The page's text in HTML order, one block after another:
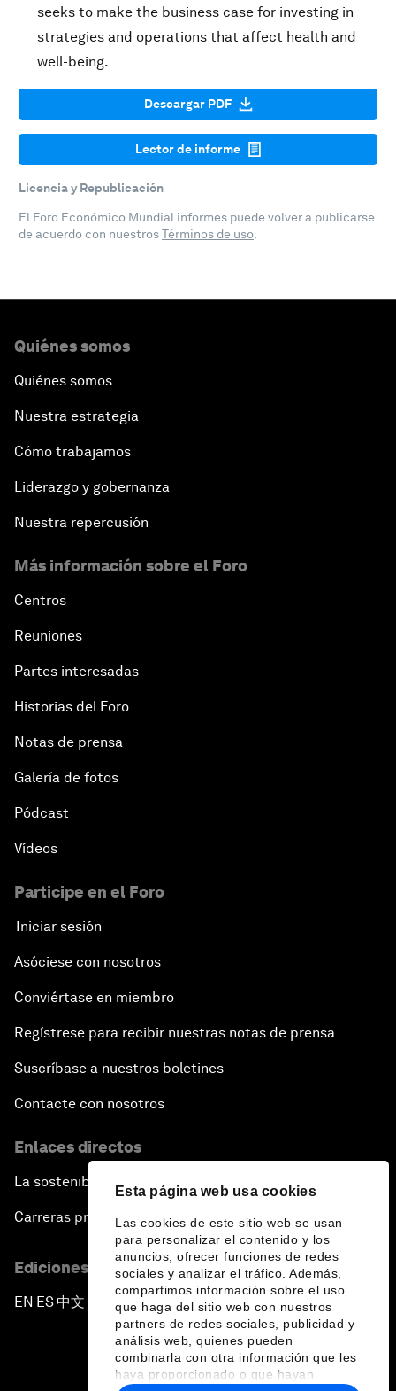
Esta página web usa cookies
Las cookies de este sitio web se usan
para personalizar el contenido y los
anuncios, ofrecer funciones de redes
sociales y analizar el tráfico. Además,
compartimos información sobre el uso
que haga del sitio web con nuestros
partners de redes sociales, publicidad y
análisis web, quienes pueden
combinarla con otra información que les
haya proporcionado o que hayan
seeks to make the business case for investing in
strategies and operations that affect health and
well-being.
Descargar PDF
Lector de informe
Licencia y Republicación
El Foro Económico Mundial informes puede volver a publicarse
de acuerdo con nuestrosTérminos de uso.
Quiénes somos
Quiénes somos
Nuestra estrategia
Cómo trabajamos
Liderazgo y gobernanza
Nuestra repercusión
Más información sobre el Foro
Centros
Reuniones
Partes interesadas
Historias del Foro
Notas de prensa
Galería de fotos
Pódcast
Vídeos
Participe en el Foro
Iniciar sesión
Asóciese con nosotros
Conviértase en miembro
Regístrese para recibir nuestras notas de prensa
Suscríbase a nuestros boletines
Contacte con nosotros
Enlaces directos
La sostenibilidad en el Foro
Carreras profesionales
Ediciones en otros idiomas
EN ▪ ES▪中文▪ 日本語